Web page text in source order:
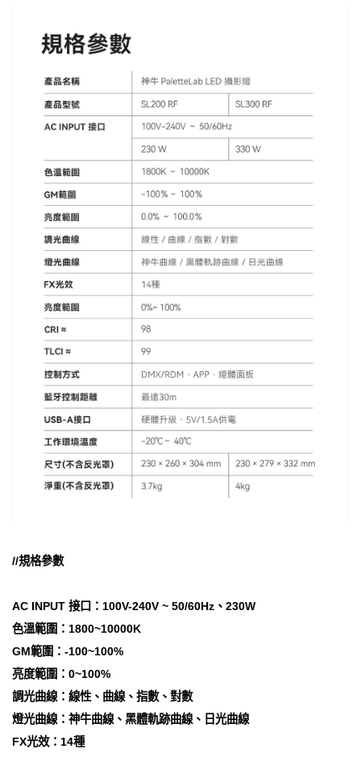
//規格參數
AC INPUT 接口：100V-240V ~ 50/60Hz、230W
色溫範圍：1800~10000K
GM範圍：-100~100%
亮度範圍：0~100%
調光曲線：線性、曲線、指數、對數
燈光曲線：神牛曲線、黑體軌跡曲線、日光曲線
FX光效：14種